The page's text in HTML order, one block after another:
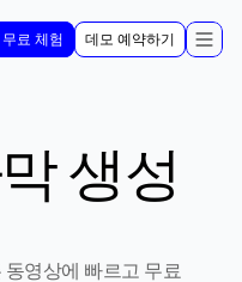
무료 체험 데모 예약하기
생성
영상에 빠르고 무료